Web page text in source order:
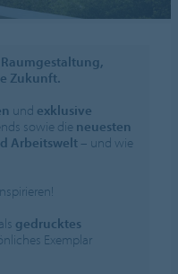
Zukunft.
und exklusive
sowie die neuesten
Arbeitswelt – und wie
gedrucktes
Exemplar